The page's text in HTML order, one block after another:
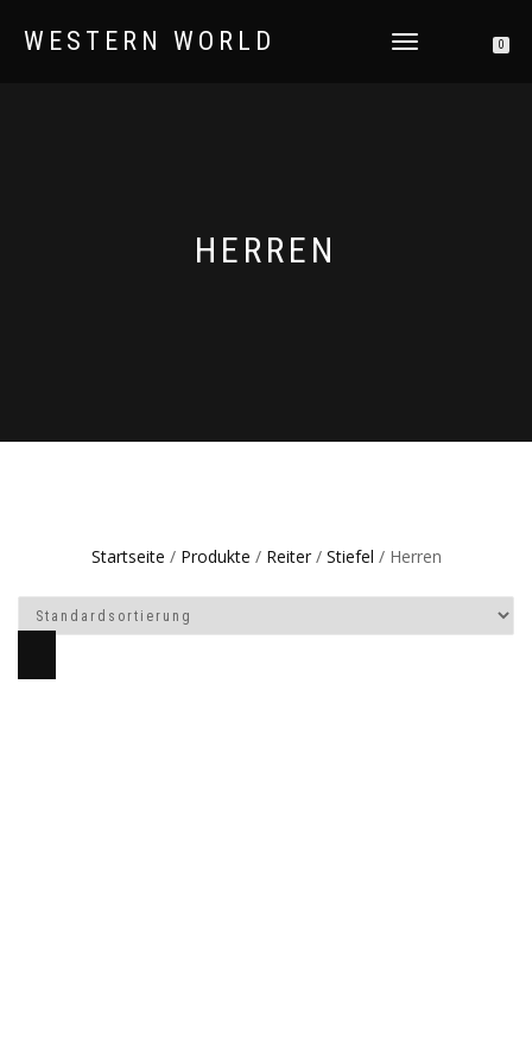
WESTERN WORLD
NAVIGATION
0
HERREN
Startseite / Produkte / Reiter/ Stiefel / Herren